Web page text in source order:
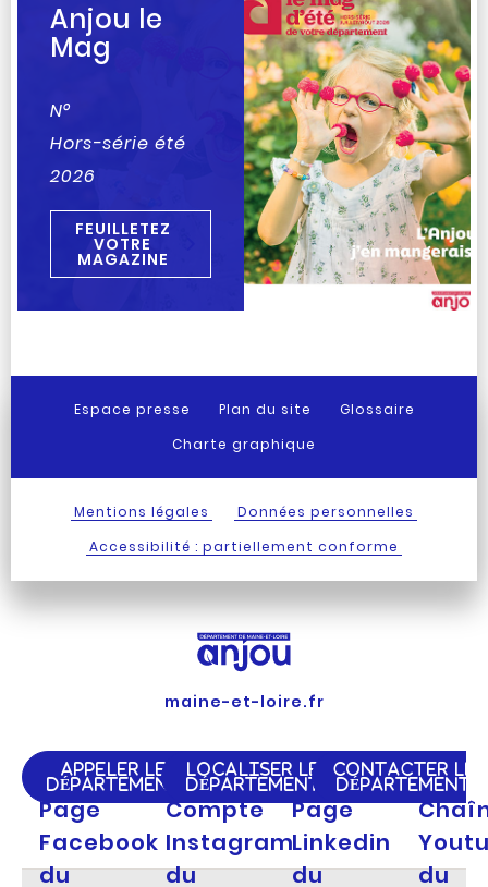
Anjou le
Mag
N°
Hors-série été
2026
FEUILLETEZ
VOTRE
MAGAZINE
Espace presse Plan du site
Glossaire
Charte graphique
Mentions légales
Données personnelles
Accessibilité : partiellement conforme
maine-et-loire.fr
APPELER LE
DÉPARTEMENT
LOCALISER LE
DÉPARTEMENT
CONTACTER LE
DÉPARTEMENT
Page
Facebook
du
Compte
Instagram
du
Page
Linkedin
du
du